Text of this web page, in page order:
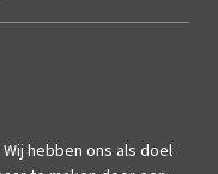
hebben ons als doel